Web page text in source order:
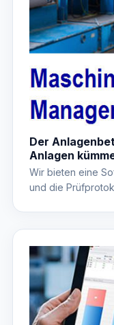
Der
Anlagen
Wir bieten eine
und die